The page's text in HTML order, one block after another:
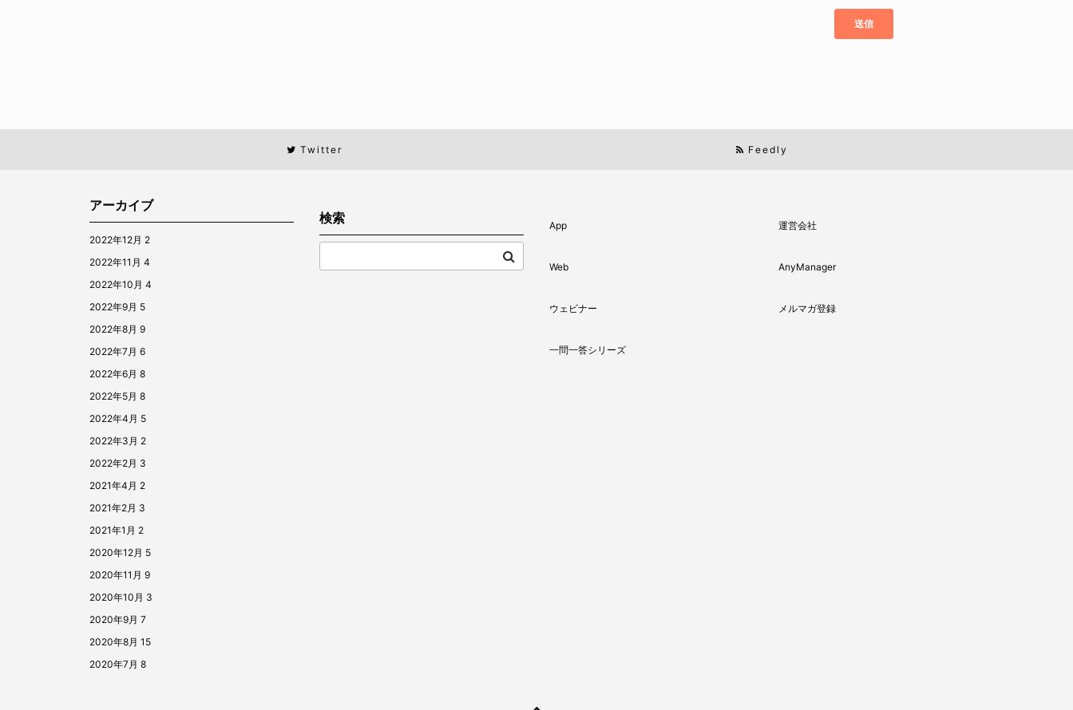
Twitter Feedly
アーカイブ
2022年12月 2
2022年11月 4
2022年10月 4
2022年9月 5
2022年8月 9
2022年7月 6
2022年6月 8
2022年5月 8
2022年4月 5
2022年3月 2
2022年2月 3
2021年4月 2
2021年2月 3
2021年1月 2
2020年12月 5
2020年11月 9
2020年10月 3
2020年9月 7
2020年8月 15
2020年7月 8
検索 App
Web
ウェビナー
一問一答シリーズ
運営会社
AnyManager
メルマガ登録